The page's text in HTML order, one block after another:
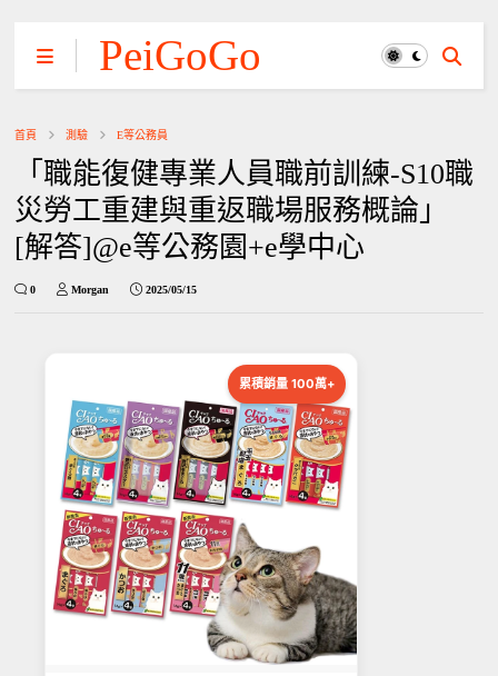
PeiGoGo
首頁 測驗 E等公務員
「職能復健專業人員職前訓練-S10職
災勞工重建與重返職場服務概論」
[解答]@e等公務園+e學中心
0 Morgan 2025/05/15
累積銷量 100萬+